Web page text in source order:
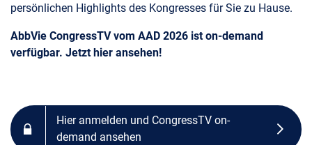
persönlichen Highlights des Kongresses für Sie zu Hause.
AbbVie CongressTV vom AAD 2026 ist on-demand
verfügbar. Jetzt hier ansehen!
Hier anmelden und CongressTV on-
demand ansehen